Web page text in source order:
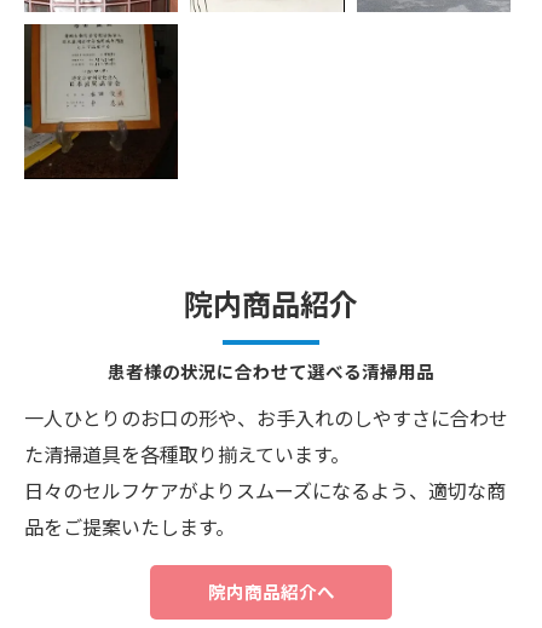
患者様の状況に合わせて選べる清掃用品
院内商品紹介
一人ひとりのお口の形や、お手入れのしやすさに合わせ
た清掃道具を各種取り揃えています。
日々のセルフケアがよりスムーズになるよう、適切な商
品をご提案いたします。
院内商品紹介へ